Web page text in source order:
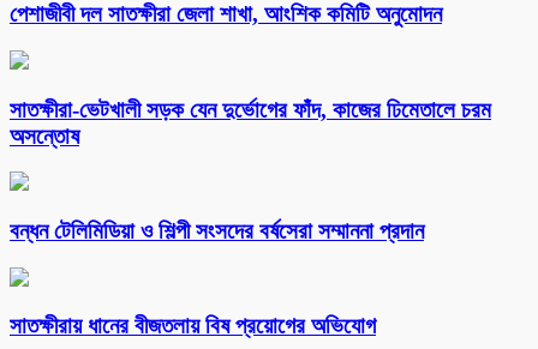
পেশাজীবী দল সাতক্ষীরা জেলা শাখা, আংশিক কমিটি অনুমোদন
সাতক্ষীরা-ভেটখালী সড়ক যেন দুর্ভোগের ফাঁদ, কাজের ঢিমেতালে চরম
অসন্তোষ
বন্ধন টেলিমিডিয়া ও শিল্পী সংসদের বর্ষসেরা সম্মাননা প্রদান
সাতক্ষীরায় ধানের বীজতলায় বিষ প্রয়োগের অভিযোগ